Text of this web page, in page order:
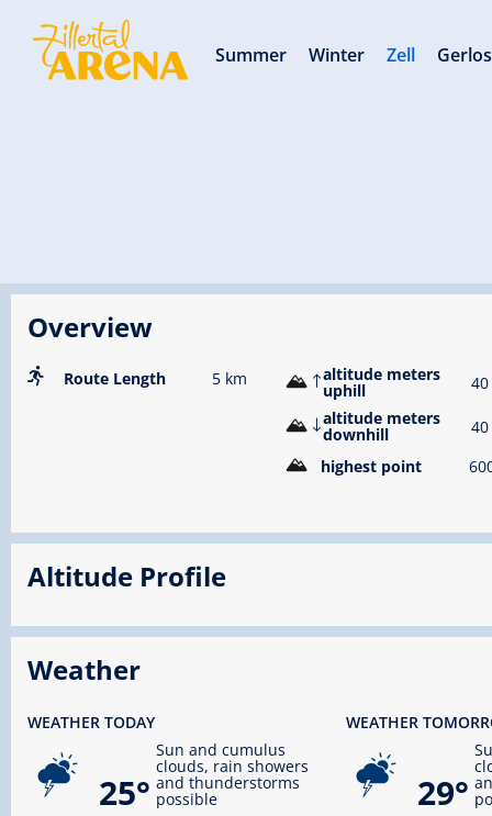
Overview
Route Length 5 km altitude meters
uphill
altitude meters
downhill
highest point
Altitude Profile
Weather
WEATHER TODAY
25°
Sun and cumulus
clouds, rain showers
and thunderstorms
possible
WEATHER
29°
Summer Winter Zell Gerlos